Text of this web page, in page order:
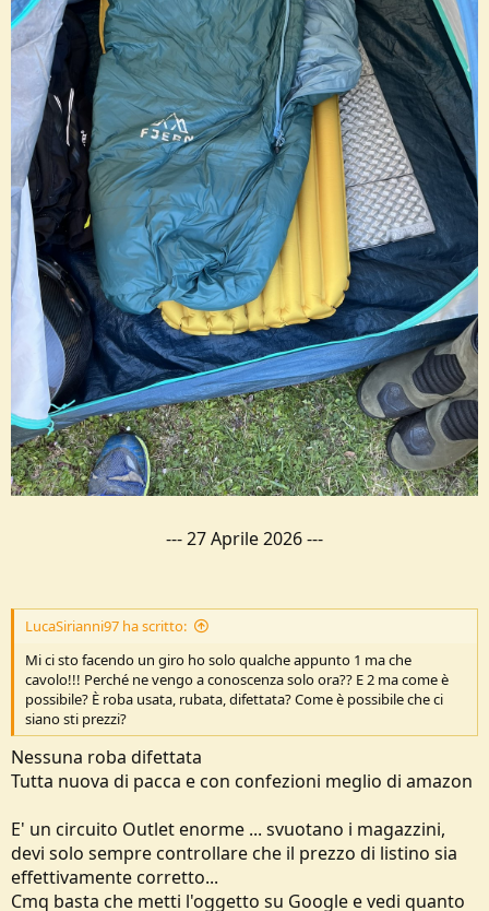
---27 Aprile 2026---
LucaSirianni97 ha scritto:
Mi ci sto facendo un giro ho solo qualche appunto 1 ma che
cavolo!!! Perché ne vengo a conoscenza solo ora?? E 2 ma come è
possibile? È roba usata, rubata, difettata? Come è possibile che ci
siano sti prezzi?
Nessuna roba difettata
Tutta nuova di pacca e con confezioni meglio di amazon
E' un circuito Outlet enorme ... svuotano i magazzini,
devi solo sempre controllare che il prezzo di listino sia
effettivamente corretto...
Cmq basta che metti l'oggetto su Google e vedi quanto